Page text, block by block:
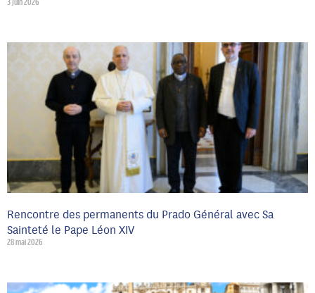
3 juin 2026
Rencontre des permanents du Prado Général avec Sa
Sainteté le Pape Léon XIV
28 mai 2026